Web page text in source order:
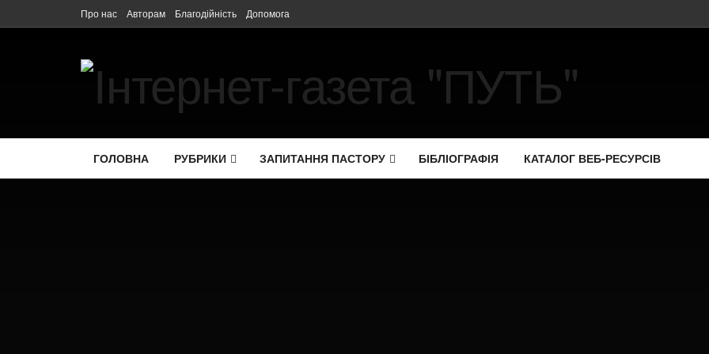
Про нас Авторам Благодійність Допомога
ГОЛОВНА РУБРИКИ ЗАПИТАННЯ ПАСТОРУ БІБЛІОГРАФІЯ КАТАЛОГ ВЕБ-РЕСУРСІВ